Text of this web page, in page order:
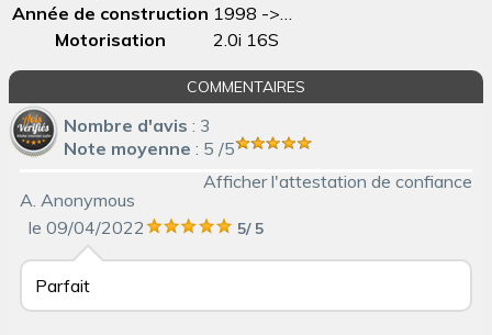
Année de construction 1998 ->…
Motorisation
2.0i 16S
COMMENTAIRES
Nombre d'avis : 3
Note moyenne : 5 /5
Afficher l'attestation de confiance
A. Anonymous
le 09/04/2022
5/ 5
Parfait